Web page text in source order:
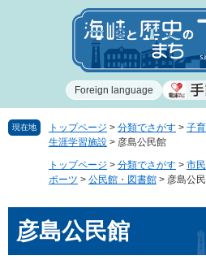
で
ば
Foreign language
現在地 トップページ > 分類でさがす > 子
生涯学習施設 > 彦島公民館
トップページ > 分類でさがす > 市
ポーツ > 公民館・図書館 > 彦島公
文彦島公民館